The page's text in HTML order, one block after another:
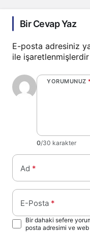
Bir Cevap Yaz
E-posta adresiniz
ile işaretlenmişlerdir
YORUMUNUZ *
0/30 karakter
Ad *
E-Posta *
Bir dahaki sefere
posta adresimi ve